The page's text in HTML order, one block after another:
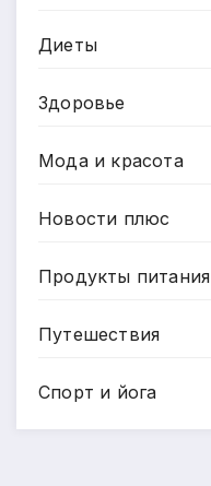
Диеты
Здоровье
Мода и красота
Новости плюс
Продукты питания
Путешествия
Спорт и йога